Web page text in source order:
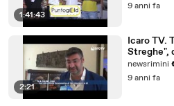
1:41:43
9 anni fa
2:21
Icaro TV.
Streghe",
Giovanni
newsrimini
9 anni fa